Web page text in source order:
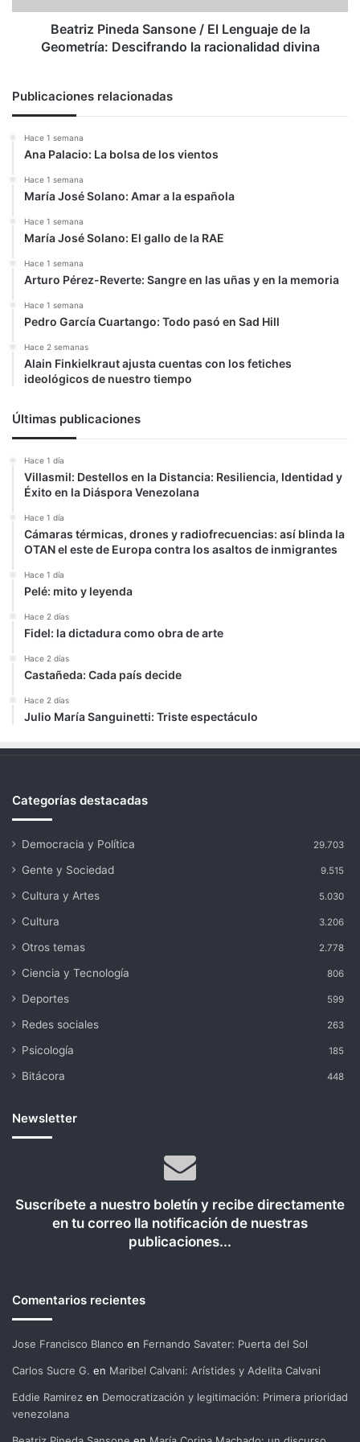
Geometría:
DescifrandoBeatriz Pineda Sansone / El Lenguaje de la
Geometría: Descifrando la racionalidad divina
Publicaciones relacionadas
Hace 1 semana
Ana Palacio: La bolsa de los vientos
Hace 1 semana
María José Solano: Amar a la española
Hace 1 semana
María José Solano: El gallo de la RAE
Hace 1 semana
Arturo Pérez-Reverte: Sangre en las uñas y en la memoria
Hace 1 semana
Pedro García Cuartango: Todo pasó en Sad Hill
Hace 2 semanas
Alain Finkielkraut ajusta cuentas con los fetiches
ideológicos de nuestro tiempo
Últimas publicaciones
Hace 1 día
Villasmil: Destellos en la Distancia: Resiliencia, Identidad y
Éxito en la Diáspora Venezolana
Hace 1 día
Cámaras térmicas, drones y radiofrecuencias: así blinda la
OTAN el este de Europa contra los asaltos de inmigrantes
Hace 1 día
Pelé: mito y leyenda
Hace 2 días
Fidel: la dictadura como obra de arte
Hace 2 días
Castañeda: Cada país decide
Hace 2 días
Julio María Sanguinetti: Triste espectáculo
Categorías destacadas
Democracia y Política 29.703
Gente y Sociedad 9.515
Cultura y Artes 5.030
Cultura 3.206
Otros temas 2.778
Ciencia y Tecnología 806
Deportes 599
Redes sociales 263
Psicología 185
Bitácora 448
Newsletter
Suscríbete a nuestro boletín y recibe directamente
en tu correo lla notificación de nuestras
publicaciones...
Comentarios recientes
Jose Francisco Blanco en Fernando Savater: Puerta del Sol
Carlos Sucre G. en Maribel Calvani: Arístides y Adelita Calvani
Eddie Ramirez en Democratización y legitimación: Primera prioridad
venezolana